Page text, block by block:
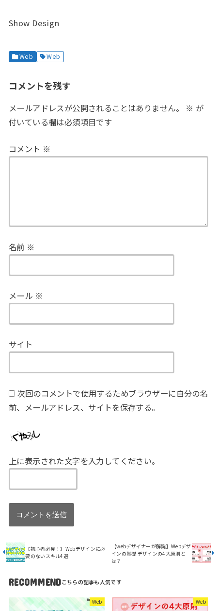
Show Design
Web Web
コメントを残す
メールアドレスが公開されることはありません。 ※ が
付いている欄は必須項目です
コメント ※
名前 ※
メール ※
サイト
次回のコメントで使用するためブラウザーに自分の名
前、メールアドレス、サイトを保存する。
上に表示された文字を入力してください。
【初心者必見！】Webデザインに必
要のないスキル4選
【webデザイナーが解説】Webデザ
インの基礎 デザインの4大原則と
は？
RECOMMEND
Web Web